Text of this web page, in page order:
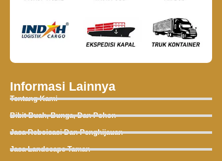
Informasi Lainnya
Tentang Kami
Bibit Buah, Bunga, Dan Pohon
Jasa Reboisasi Dan Penghijauan
Jasa Landscape Taman